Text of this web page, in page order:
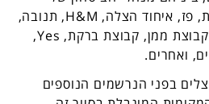
צ'יטה, דן תחבורה ציבורית, פז, איחוד הצלה, H&M, תנובה,
קבוצת נטו, פיליפ מוריס, קבוצת ממן, קבוצת ברקת, Yes,
ואחרים.
בפני הנרשמים הנוספים